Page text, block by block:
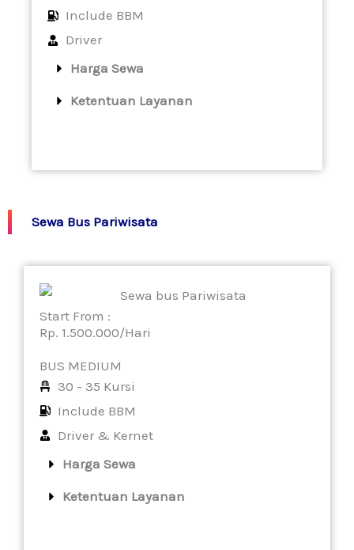
Include BBM
Driver
Harga Sewa
Ketentuan Layanan
Sewa Bus Pariwisata
Start From :
Rp. 1.500.000/Hari
BUS MEDIUM
30 - 35 Kursi
Include BBM
Driver & Kernet
Harga Sewa
Ketentuan Layanan